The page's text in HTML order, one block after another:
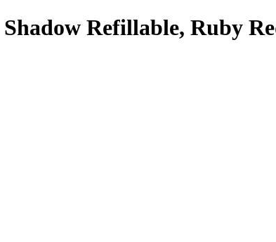
Refillable, Ruby